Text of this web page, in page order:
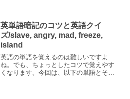
英単語暗記のコツと英語クイ
ズ/slave, angry, mad, freeze,
island
英語の単語を覚えるのは難しいですよ
ね。でも、ちょっとしたコツで覚えやす
くなります。今回は、以下の単語とその